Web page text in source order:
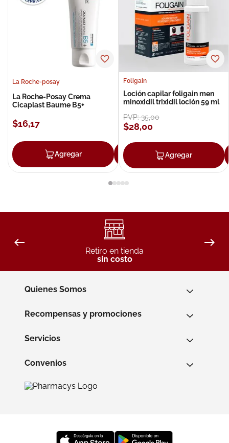
La Roche-posay
La Roche-Posay Crema
Cicaplast Baume B5+
$16,17
Agregar Agregar
Foligain
Loción capilar foligain men
minoxidil trixidil loción 59 ml
PVP:35,00
$28,00
Agregar
Retiro en tienda
sin costo
Quienes Somos
Recompensas y promociones
Servicios
Convenios